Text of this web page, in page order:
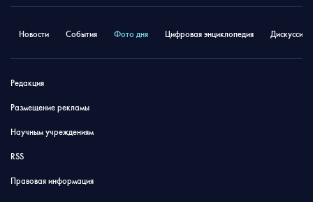
Новости События Фото дня Цифровая энциклопедия
Редакция
Размещение рекламы
Научным учреждениям
RSS
Правовая информация